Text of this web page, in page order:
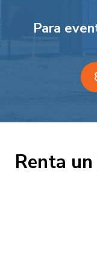
Para
Renta